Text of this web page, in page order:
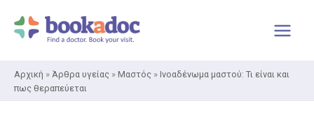
στο
περιεχόμενο
Αρχική » Άρθρα υγείας » Μαστός » Ινοαδένωμα μαστού: Τι είναι και
πως θεραπεύεται